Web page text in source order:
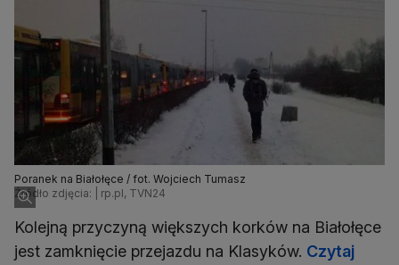
Poranek na Białołęce / fot. Wojciech Tumasz
Źródło zdjęcia: | rp.pl, TVN24
Kolejną przyczyną większych korków na Białołęce
jest zamknięcie przejazdu na Klasyków. Czytaj